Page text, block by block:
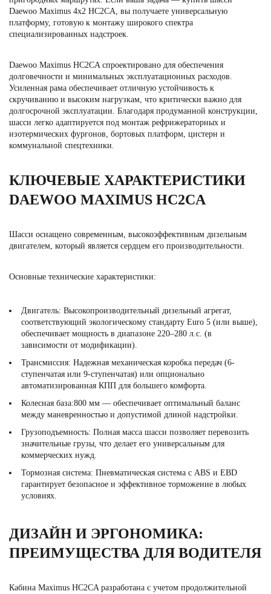
Daewoo Maximus 4х2 HC2CA, вы получаете универсальную
платформу, готовую к монтажу широкого спектра
специализированных надстроек.
Daewoo Maximus HC2CA спроектировано для обеспечения
долговечности и минимальных эксплуатационных расходов.
Усиленная рама обеспечивает отличную устойчивость к
скручиванию и высоким нагрузкам, что критически важно для
долгосрочной эксплуатации. Благодаря продуманной конструкции,
шасси легко адаптируется под монтаж рефрижераторных и
изотермических фургонов, бортовых платформ, цистерн и
коммунальной спецтехники.
КЛЮЧЕВЫЕ ХАРАКТЕРИСТИКИ
DAEWOO MAXIMUS HC2CA
Шасси оснащено современным, высокоэффективным дизельным
двигателем, который является сердцем его производительности.
Основные технические характеристики:
Двигатель: Высокопроизводительный дизельный агрегат,
соответствующий экологическому стандарту Euro 5 (или выше),
обеспечивает мощность в диапазоне 220–280 л.с. (в
зависимости от модификации).
Трансмиссия: Надежная механическая коробка передач (6-
ступенчатая или 9-ступенчатая) или опционально
автоматизированная КПП для большего комфорта.
Колесная база:800 мм — обеспечивает оптимальный баланс
между маневренностью и допустимой длиной надстройки.
Грузоподъемность: Полная масса шасси позволяет перевозить
значительные грузы, что делает его универсальным для
коммерческих нужд.
Тормозная система: Пневматическая система с ABS и EBD
гарантирует безопасное и эффективное торможение в любых
условиях.
ДИЗАЙН И ЭРГОНОМИКА:
ПРЕИМУЩЕСТВА ДЛЯ ВОДИТЕЛЯ
Кабина Maximus HC2CA разработана с учетом продолжительной